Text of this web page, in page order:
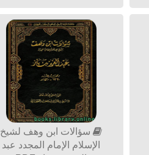
سؤالات ابن وهف لشيخ
الإسلام الإمام المجدد عبد